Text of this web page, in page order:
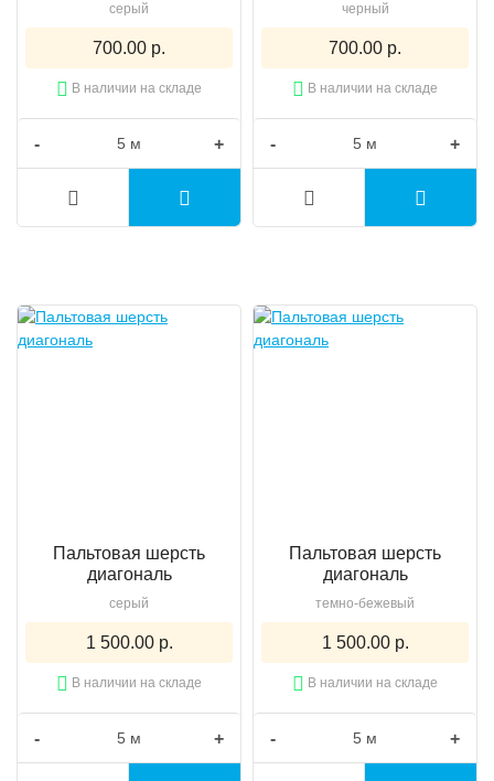
серый
700.00 р.
В наличии на складе
- +
черный
700.00 р.
В наличии на складе
- +
Пальтовая шерсть
диагональ
серый
1 500.00 р.
В наличии на складе
- +
Пальтовая шерсть
диагональ
темно-бежевый
1 500.00 р.
В наличии на складе
- +